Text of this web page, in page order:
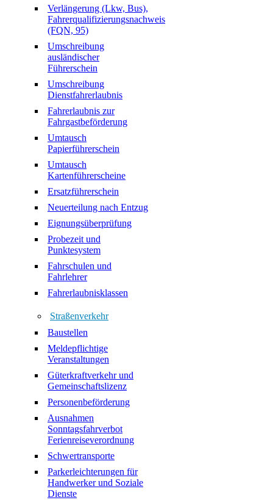
Verlängerung (Lkw, Bus),
Fahrerqualifizierungsnachweis
(FQN, 95)
Umschreibung
ausländischer
Führerschein
Umschreibung
Dienstfahrerlaubnis
Fahrerlaubnis zur
Fahrgastbeförderung
Umtausch
Papierführerschein
Umtausch
Kartenführerscheine
Ersatzführerschein
Neuerteilung nach Entzug
Eignungsüberprüfung
Probezeit und
Punktesystem
Fahrschulen und
Fahrlehrer
Fahrerlaubnisklassen
Straßenverkehr
Baustellen
Meldepflichtige
Veranstaltungen
Güterkraftverkehr und
Gemeinschaftslizenz
Personenbeförderung
Ausnahmen
Sonntagsfahrverbot
Ferienreiseverordnung
Schwertransporte
Parkerleichterungen für
Handwerker und Soziale
Dienste